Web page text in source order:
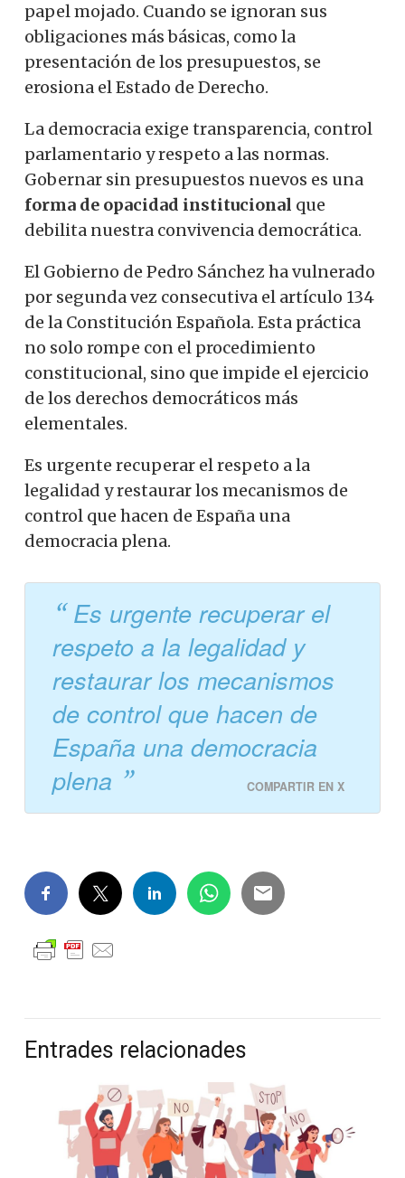
papel mojado. Cuando se ignoran sus
obligaciones más básicas, como la
presentación de los presupuestos, se
erosiona el Estado de Derecho.
La democracia exige transparencia, control
parlamentario y respeto a las normas.
Gobernar sin presupuestos nuevos es una
forma de opacidad institucional que
debilita nuestra convivencia democrática.
El Gobierno de Pedro Sánchez ha vulnerado
por segunda vez consecutiva el artículo 134
de la Constitución Española. Esta práctica
no solo rompe con el procedimiento
constitucional, sino que impide el ejercicio
de los derechos democráticos más
elementales.
Es urgente recuperar el respeto a la
legalidad y restaurar los mecanismos de
control que hacen de España una
democracia plena.
Es urgente recuperar el
respeto a la legalidad y
restaurar los mecanismos
de control que hacen de
España una democracia
plena
COMPARTIR EN X
Entrades relacionades